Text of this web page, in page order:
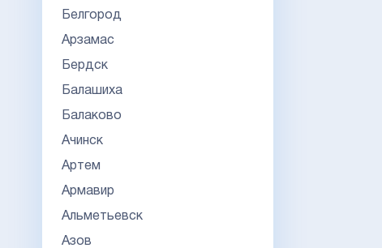
Белгород
Арзамас
Бердск
Балашиха
Балаково
Ачинск
Артем
Армавир
Альметьевск
Азов